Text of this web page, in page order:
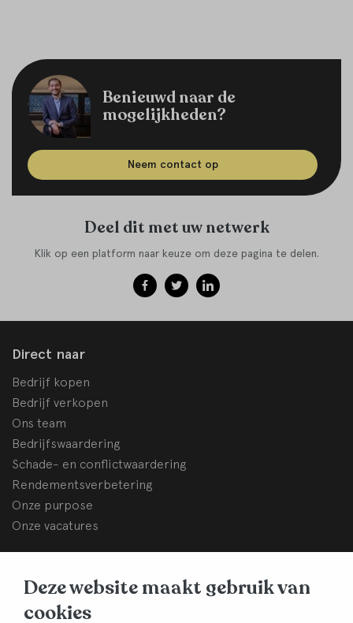
Deze website maakt gebruik van
cookies
Benieuwd naar de
mogelijkheden?
Neem contact op
Deel dit met uw netwerk
Klik op een platform naar keuze om deze pagina te delen.
Direct naar
Bedrijf kopen
Bedrijf verkopen
Ons team
Bedrijfswaardering
Schade- en conflictwaardering
Rendementsverbetering
Onze purpose
Onze vacatures
Korte Brinkweg 37c
3761 EC Soest